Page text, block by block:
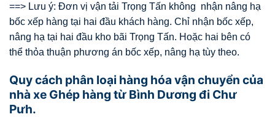
==> Lưu ý: Đơn vị vận tải Trọng Tấn không nhận nâng hạ
bốc xếp hàng tại hai đầu khách hàng. Chỉ nhận bốc xếp,
nâng hạ tại hai đầu kho bãi Trọng Tấn. Hoặc hai bên có
thể thỏa thuận phương án bốc xếp, nâng hạ tùy theo.
Quy cách phân loại hàng hóa vận chuyển của
nhà xe Ghép hàng từ Bình Dương đi Chư
Pưh.